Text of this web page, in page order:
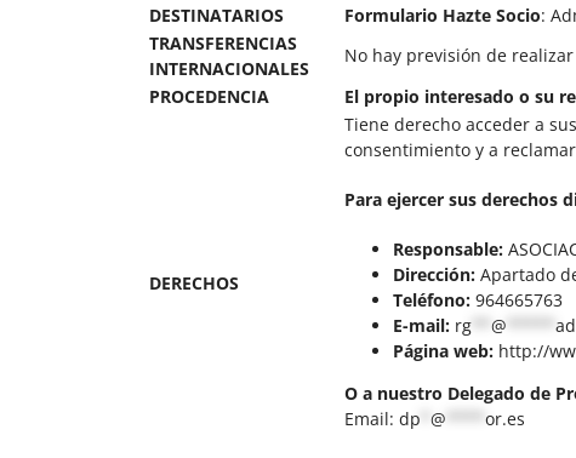
DESTINATARIOS
Formulario Hazte Socio:
TRANSFERENCIAS
INTERNACIONALES
No hay previsión de
PROCEDENCIA
El propio interesado o su
DERECHOS
Tiene derecho acceder a
consentimiento y a
Para ejercer sus derechos
Responsable:
Dirección: Apartado
Teléfono: 964665763
E-mail: rg @
Página web: http://
O a nuestro Delegado de
Email: dp @ or.es